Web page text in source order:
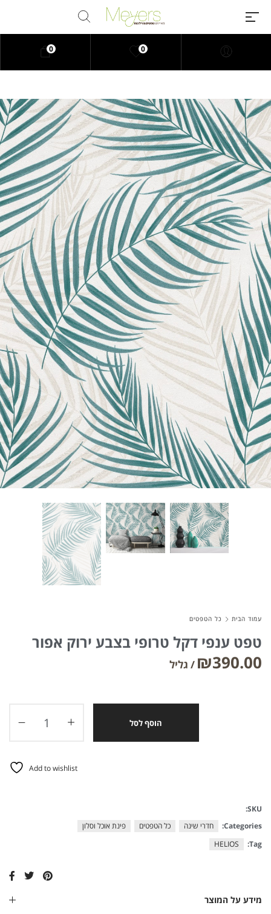
Millions of people around the
world visit Envato to buy and sell
creative assets, use smart design
templates, learn creative skills or
even hire freelancers. With an
industry-leading marketplace
paired with an unlimited
subscription service, Envato
helps creatives like you get
projects done faster.
About Envato
Careers
Privacy Policy
Sitemap
Community
Blog
Forums
Meetups
0
0
עמוד הבית כל הטפטים
טפט ענפי דקל טרופי בצבע ירוק אפור
₪390.00
הוסף לסל
Add to wishlist
מידע על המוצר
SKU:
Categories:
חדרי שינה כל הטפטים
פינת אוכל וסלון
Tag:
HELIOS